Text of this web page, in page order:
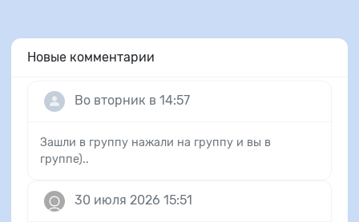
Новые комментарии
Во вторник в 14:57
Зашли в группу нажали на группу и вы в
группе)..
30 июля 2026 15:51